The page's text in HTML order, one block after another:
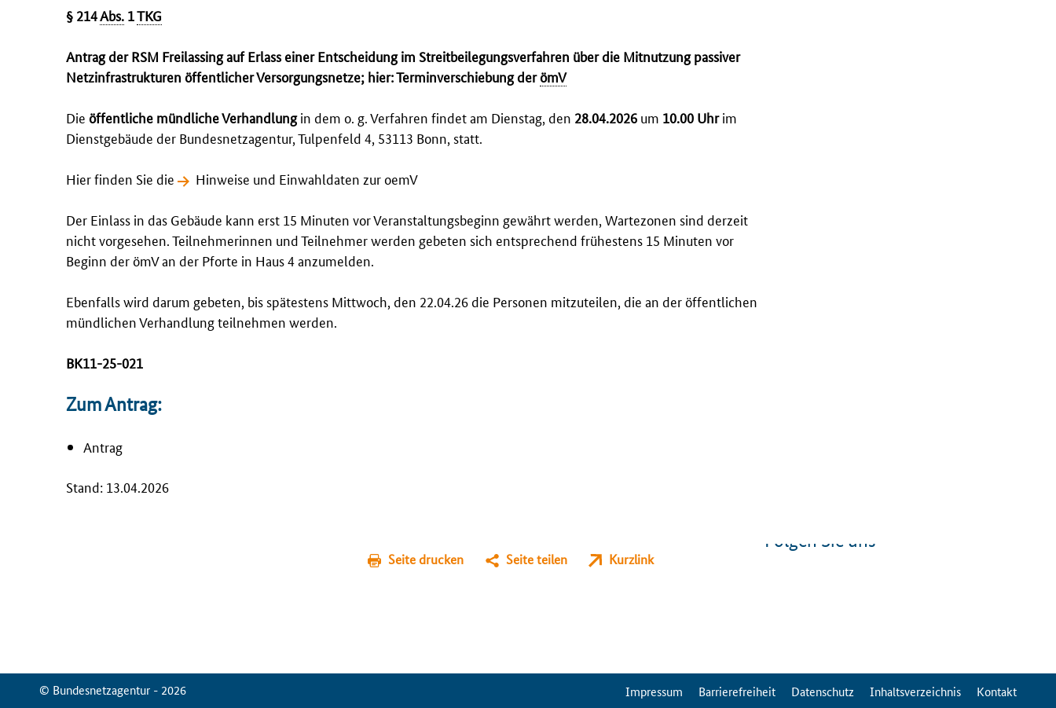
§ 214Abs. 1 TKG
Antrag der RSM Freilassing auf Erlass einer Entscheidung im Streitbeilegungsverfahren über die Mitnutzung passiver
Netzinfrastrukturen öffentlicher Versorgungsnetze; hier: Terminverschiebung derömV
Die öffentliche mündliche Verhandlungin dem o. g. Verfahren findet am Dienstag, den 28.04.2026 um 10.00 Uhrim
Dienstgebäude der Bundesnetzagentur, Tulpenfeld 4, 53113 Bonn, statt.
Hier finden Sie die Hinweise und Einwahldaten zur oemV
Der Einlass in das Gebäude kann erst 15 Minuten vor Veranstaltungsbeginn gewährt werden, Wartezonen sind derzeit
nicht vorgesehen. Teilnehmerinnen und Teilnehmer werden gebeten sich entsprechend frühestens 15 Minuten vor
Beginn der ömV an der Pforte in Haus 4 anzumelden.
Ebenfalls wird darum gebeten, bis spätestens Mittwoch, den 22.04.26 die Personen mitzuteilen, die an der öffentlichen
mündlichen Verhandlung teilnehmen werden.
BK11-25-021
Zum Antrag:
Antrag
Stand: 13.04.2026
Seite drucken Seite teilen Kurzlink
Folgen Sie uns
© Bundesnetzagentur - 2026 ServiceMenuImpressum Barrierefreiheit Datenschutz Inhaltsverzeichnis Kontakt